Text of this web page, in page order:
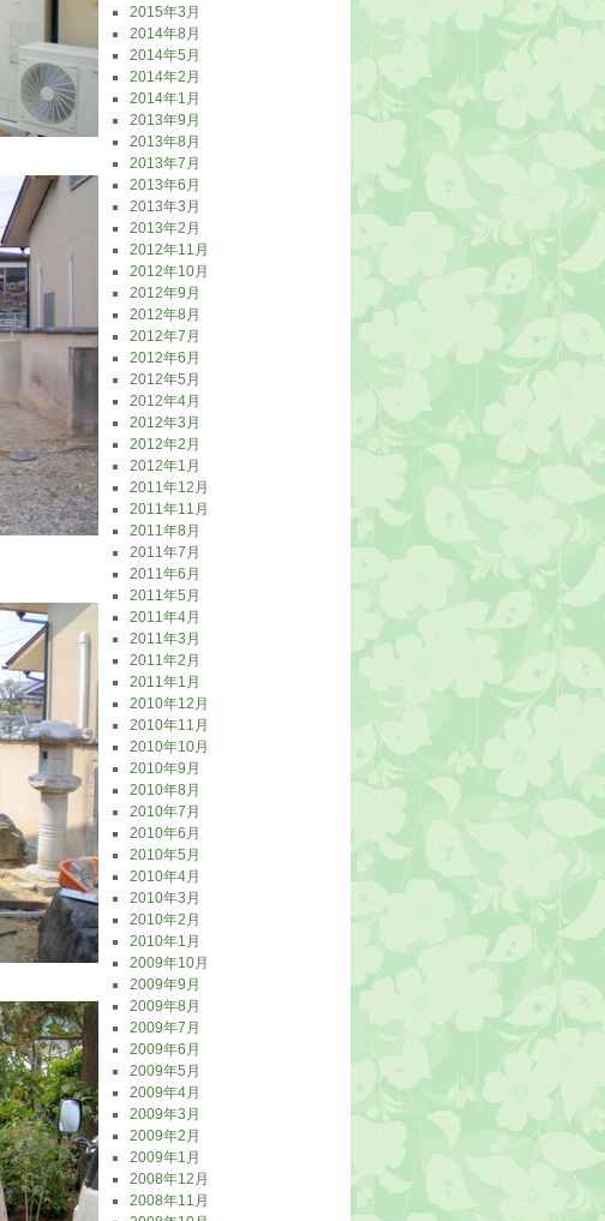
2015年3月
2014年8月
2014年5月
2014年2月
2014年1月
2013年9月
2013年8月
2013年7月
2013年6月
2013年3月
2013年2月
2012年11月
2012年10月
2012年9月
2012年8月
2012年7月
2012年6月
2012年5月
2012年4月
2012年3月
2012年2月
2012年1月
2011年12月
2011年11月
2011年8月
2011年7月
2011年6月
2011年5月
2011年4月
2011年3月
2011年2月
2011年1月
2010年12月
2010年11月
2010年10月
2010年9月
2010年8月
2010年7月
2010年6月
2010年5月
2010年4月
2010年3月
2010年2月
2010年1月
2009年10月
2009年9月
2009年8月
2009年7月
2009年6月
2009年5月
2009年4月
2009年3月
2009年2月
2009年1月
2008年12月
2008年11月